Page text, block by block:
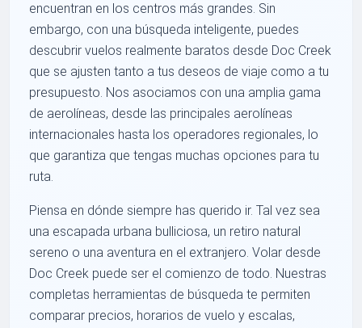
encuentran en los centros más grandes. Sin
embargo, con una búsqueda inteligente, puedes
descubrir vuelos realmente baratos desde Doc Creek
que se ajusten tanto a tus deseos de viaje como a tu
presupuesto. Nos asociamos con una amplia gama
de aerolíneas, desde las principales aerolíneas
internacionales hasta los operadores regionales, lo
que garantiza que tengas muchas opciones para tu
ruta.
Piensa en dónde siempre has querido ir. Tal vez sea
una escapada urbana bulliciosa, un retiro natural
sereno o una aventura en el extranjero. Volar desde
Doc Creek puede ser el comienzo de todo. Nuestras
completas herramientas de búsqueda te permiten
comparar precios, horarios de vuelo y escalas,